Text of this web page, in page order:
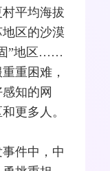
平均海拔
区的沙漠
”地区……
重困难，
知的网
更多人。
件中，中